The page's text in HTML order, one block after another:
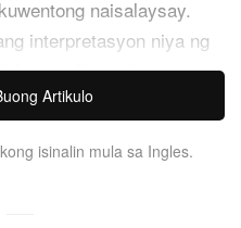
naisalaysay.
interpretasyon niya ng
linggo bago
kung saan isang
magbibigay-buhay sa
Artikulo
isinalin mula sa Ingles.